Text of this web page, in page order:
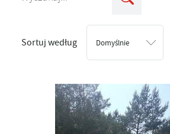
Sortuj według Domyślnie